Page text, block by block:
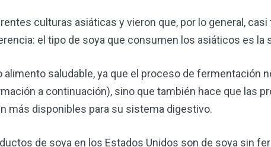
culturas asiáticas y vieron que, por lo general,
el tipo de soya que consumen los asiáticos es la
alimento saludable, ya que el proceso de fermentación
a continuación), sino que también hace que las
más disponibles para su sistema digestivo.
de soya en los Estados Unidos son de soya sin
corazón o controlar su peso, el
complemento para su rutina de
DESCÁRGUELA